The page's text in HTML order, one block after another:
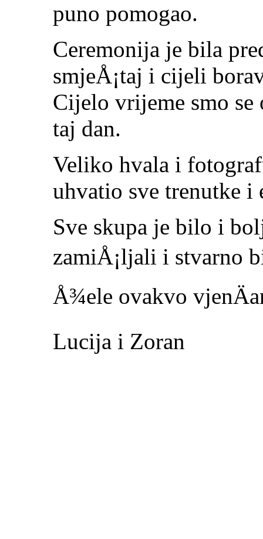
puno pomogao.
Ceremonija je bila
smjeÅ¡taj i cijeli
Cijelo vrijeme smo se
taj dan.
Veliko hvala i
uhvatio sve trenutke i
Sve skupa je bilo i
zamiÅ¡ljali i stvarno
Å¾ele ovakvo
Lucija i Zoran